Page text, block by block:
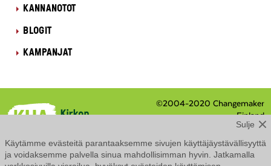
KANNANOTOT
BLOGIT
KAMPANJAT
©2004-2020 Changemaker
Finland
Eteläranta 8 / PL 210, 00131
Helsinki
Tietosuojaseloste
Käytämme evästeitä parantaaksemme sivujen käyttäjäystävällisyyttä
ja voidaksemme palvella sinua mahdollisimman hyvin. Jatkamalla
Sulje